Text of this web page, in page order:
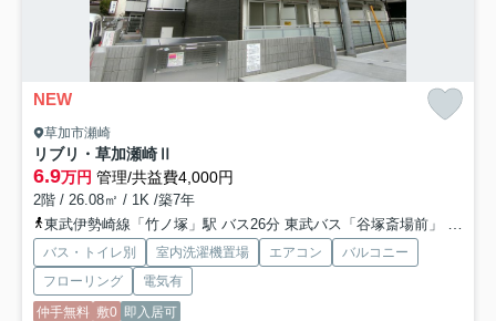
NEW
草加市瀬崎
リブリ・草加瀬崎Ⅱ
6.9万円 管理/共益費4,000円
2階 / 26.08㎡ / 1K /築7年
東武伊勢崎線「竹ノ塚」駅 バス26分 東武バス「谷塚斎場前」 停歩7分
バス・トイレ別 室内洗濯機置場 エアコン
バルコニー
フローリング
電気有
仲手無料 敷0 即入居可